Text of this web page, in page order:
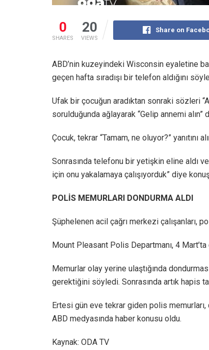
0
SHARES
20
VIEWS
Share on
ABD’nin kuzeyindeki Wisconsin eyaletine
geçen hafta sıradışı bir telefon aldığını
Ufak bir çocuğun aradıktan sonraki sözleri
sorulduğunda ağlayarak “Gelip annemi
Çocuk, tekrar “Tamam, ne oluyor?” yanıtını
Sonrasında telefonu bir yetişkin eline aldı
için onu yakalamaya çalışıyorduk” diye
POLİS MEMURLARI DONDURMA ALDI
Şüphelenen acil çağrı merkezi çalışanları,
Mount Pleasant Polis Departmanı, 4
Memurlar olay yerine ulaştığında
gerektiğini söyledi. Sonrasında artık hapis
Ertesi gün eve tekrar giden polis memurları,
ABD medyasında haber konusu oldu.
Kaynak: ODA TV